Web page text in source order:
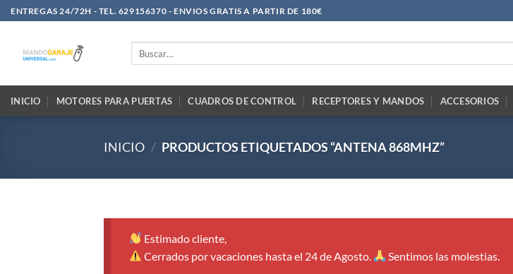
Saltar
al
ENTREGAS 24/72H - TEL. 629156370 - ENVIOS GRATIS A PARTIR DE 180€
INICIO MOTORES PARA PUERTAS CUADROS DE CONTROL RECEPTORES Y MANDOS ACCESORIOS
INICIO / PRODUCTOS ETIQUETADOS “ANTENA 868MHZ”
Estimado cliente,
Cerrados por vacaciones hasta el 24 de Agosto.
Sentimos las molestias.